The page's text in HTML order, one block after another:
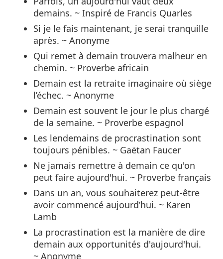
demains. ~ Inspiré de Francis Quarles
Si je le fais maintenant, je serai tranquille
après. ~ Anonyme
Qui remet à demain trouvera malheur en
chemin. ~ Proverbe africain
Demain est la retraite imaginaire où siège
l’échec. ~ Anonyme
Demain est souvent le jour le plus chargé
de la semaine. ~ Proverbe espagnol
Les lendemains de procrastination sont
toujours pénibles. ~ Gaëtan Faucer
Ne jamais remettre à demain ce qu'on
peut faire aujourd'hui. ~ Proverbe français
Dans un an, vous souhaiterez peut-être
avoir commencé aujourd’hui. ~ Karen
Lamb
La procrastination est la manière de dire
demain aux opportunités d'aujourd'hui.
~ Anonyme